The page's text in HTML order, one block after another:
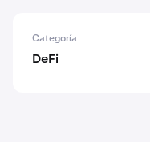
Categoría
DeFi